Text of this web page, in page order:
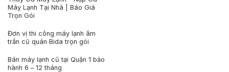
Máy Lạnh Tại Nhà | Báo Giá
Trọn Gói
Đơn vị thi công máy lạnh âm
trần cũ quán Bida trọn gói
Bán máy lạnh cũ tại Quận 1 bảo
hành 6 – 12 tháng